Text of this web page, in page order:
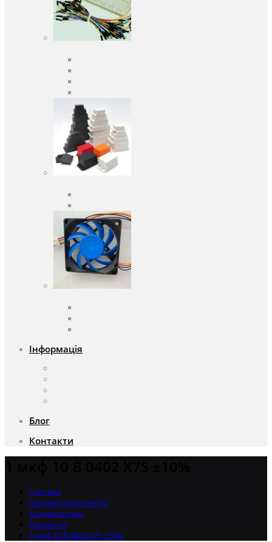
Інформація
Блог
Контакти
Головна
Пасивні компоненти
Конденсаторы
Керамічні
1 мкф 10 В 0402 X7S ±10%